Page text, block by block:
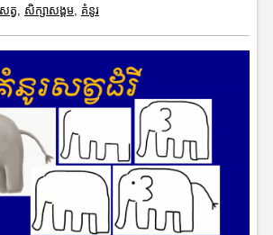
សត្វ, សិក្សាសង្គម, គំនូរ